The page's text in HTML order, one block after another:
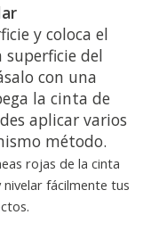
y coloca el
superficie del
con una
la cinta de
aplicar varios
método.
rojas de la cinta
fácilmente tus